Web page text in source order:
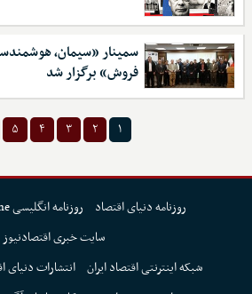
سمینار «سیمان،
فروش» برگزار شد
۱ ۲ ۳ ۴ ۵
روزنامه دنیای اقتصاد
روزنامه انگلیسی Financial Tribune
سایت خبری اقتصادنیوز
شبکه اینترنتی اقتصاد ایران انتشارات دنیای